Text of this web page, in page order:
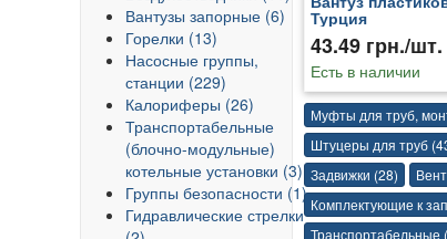
Вантузы запорные (6)
Горелки (13)
Насосные группы,
станции (229)
Калориферы (26)
Транспортабельные
(блочно-модульные)
котельные установки (3)
Группы безопасности (1)
Гидравлические стрелки
Турция
43.49 грн./шт.
Есть в наличии
Муфты для труб,
Штуцеры для труб
Задвижки (28)
Комплектующие к
Транспортабельные